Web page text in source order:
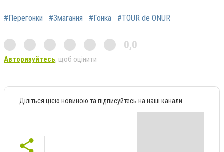
#Перегонки #Змагання #Гонка #TOUR de ONUR
0,0
Авторизуйтесь, щоб оцінити
Діліться цією новиною та підписуйтесь на наші канали